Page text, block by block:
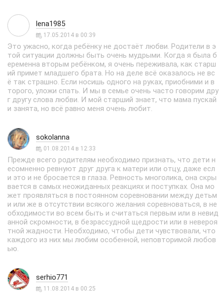
lena1985
17.05.2014 в 00:39
Это ужасно, когда ребёнку не достаёт любви. Родители в э
той ситуации должны быть очень мудрыми. Когда я была б
еременна вторым ребёнком, я очень переживала, как старш
ий примет младшего брата. Но на деле всё оказалось не вс
ё так страшно. Если носишь одного на руках, приобними и в
торого, уложи спать. И мы в семье очень часто говорим дру
г другу слова любви. И мой старший знает, что мама пускай
и занята, но всё равно меня очень любит.
sokolanna
01.08.2014 в 12:33
Прежде всего родителям необходимо признать, что дети н
есомненно ревнуют друг друга к матери или отцу, даже есл
и это и не бросается в глаза. Ревность многолика, она скры
вается в самых неожиданных реакциях и поступках. Она мо
жет проявляться в постоянном соревновании между детьм
и или же в отсутствии всякого желания соревноваться, в не
обходимости во всем быть и считаться первым или в невид
анной скромности, в безрассудной щедрости или в невероя
тной жадности. Необходимо, чтобы дети чувствовали, что
каждого из них мы любим особенной, неповторимой любов
ью.
serhio771
11.08.2014 в 00:25